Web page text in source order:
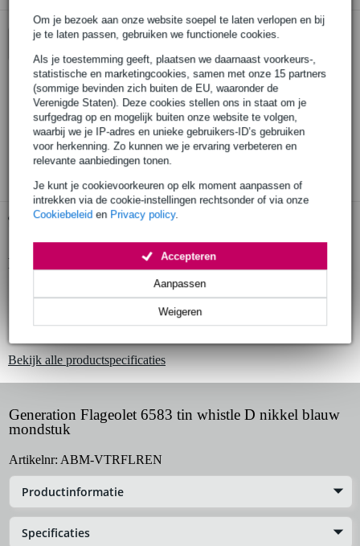
Om je bezoek aan onze website soepel te laten verlopen en bij
je te laten passen, gebruiken we functionele cookies.
Als je toestemming geeft, plaatsen we daarnaast voorkeurs-,
statistische en marketingcookies, samen met onze 15 partners
(sommige bevinden zich buiten de EU, waaronder de
Verenigde Staten). Deze cookies stellen ons in staat om je
surfgedrag op en mogelijk buiten onze website te volgen,
waarbij we je IP-adres en unieke gebruikers-ID’s gebruiken
voor herkenning. Zo kunnen we je ervaring verbeteren en
relevante aanbiedingen tonen.
Je kunt je cookievoorkeuren op elk moment aanpassen of
intrekken via de cookie-instellingen rechtsonder of via onze
Cookiebeleid en Privacy policy.
Weigeren
Aanpassen
Accepteren
Bestel voor 23:00 = morgen in huis
30 dagen 'niet goed geld terug' garantie
3 jaar Bax Music garantie
Gratis ophalen in de winkel
Productinformatie
kleur: zilverkleurig, blauw mondstuk
Bekijk alle productspecificaties
Generation Flageolet 6583 tin whistle D nikkel blauw
mondstuk
Artikelnr: ABM-VTRFLREN
Productinformatie
Specificaties